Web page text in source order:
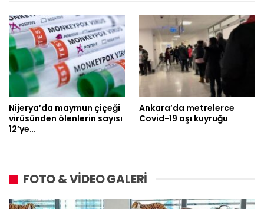
Nijerya’da maymun çiçeği
virüsünden ölenlerin sayısı
12’ye…
Ankara’da metrelerce
Covid-19 aşı kuyruğu
FOTO & VİDEO GALERİ